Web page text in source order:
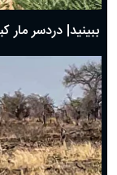
ببینید| دردسر مار